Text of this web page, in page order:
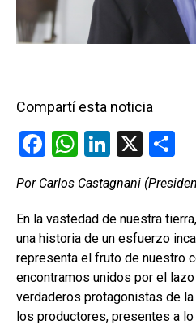
Compartí esta noticia
F
a
ce
b
o
o
k
W
h
at
s
A
p
p
Li
ke
dI
n
X
o
m
p
Por Carlos Castagnani
En la vastedad de nuestra
una historia de un esfuerzo
representa el fruto de nuestro
encontramos unidos por el
verdaderos protagonistas de
los productores, presentes a